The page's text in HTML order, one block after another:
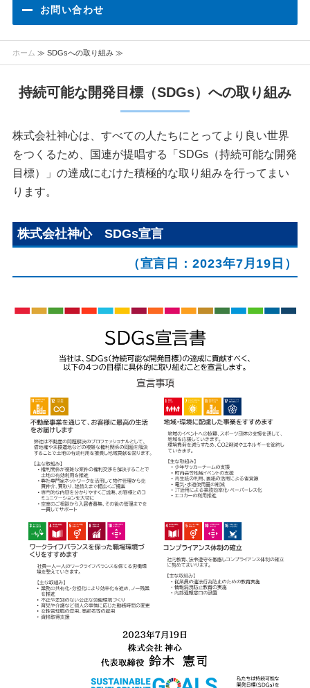
お問い合わせ
ホーム ≫ SDGsへの取り組み ≫
持続可能な開発目標（SDGs）への取り組み
株式会社神心は、すべての人たちにとってより良い世界
をつくるため、国連が提唱する「SDGs（持続可能な開発
目標）」の達成にむけた積極的な取り組みを行ってまい
ります。
株式会社神心 SDGs宣言
（宣言日：2023年7月19日）